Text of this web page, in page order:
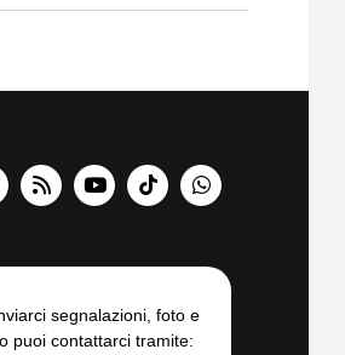
segnalazioni, foto e
puoi contattarci tramite: